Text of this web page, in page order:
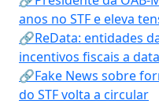
anos no STF e eleva
🔗ReData: entidades
incentivos fiscais a
🔗Fake News sobre
do STF volta a circular